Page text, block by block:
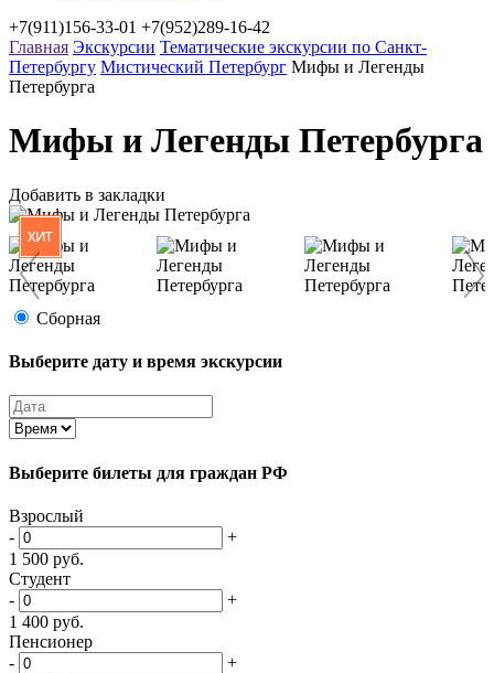
+7(911)156-33-01 +7(952)289-16-42
Главная Экскурсии Тематические экскурсии по Санкт-
Петербургу Мистический Петербург Мифы и Легенды
Петербурга
Мифы и Легенды Петербурга
Добавить в закладки
ХИТ
Сборная
Выберите дату и время экскурсии
Выберите билеты для граждан РФ
Взрослый
-
+
1 500 руб.
Студент
-
+
1 400 руб.
Пенсионер
-
+